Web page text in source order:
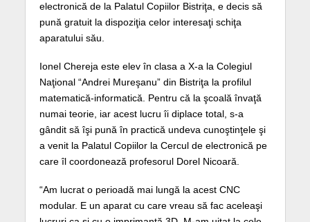
electronică de la Palatul Copiilor Bistriţa, e decis să
pună gratuit la dispoziţia celor interesaţi schiţa
aparatului său.
Ionel Chereja este elev în clasa a X-a la Colegiul
Naţional “Andrei Mureşanu” din Bistriţa la profilul
matematică-informatică. Pentru că la şcoală învaţă
numai teorie, iar acest lucru îi diplace total, s-a
gândit să îşi pună în practică undeva cunoştinţele şi
a venit la Palatul Copiilor la Cercul de electronică pe
care îl coordonează profesorul Dorel Nicoară.
“Am lucrat o perioadă mai lungă la acest CNC
modular. E un aparat cu care vreau să fac aceleaşi